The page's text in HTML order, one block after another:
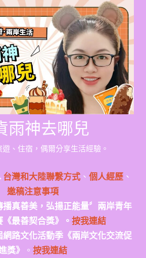
雨神去哪兒
、住宿，偶爾分享生活經驗。
台灣和大陸聯繫方式、 個人經歷、
邀稿注意事項
真善美，弘揚正能量〞兩岸青年
最善契合獎》。 按我連結
路文化活動季《兩岸文化交流促
獎》
。 按我連結